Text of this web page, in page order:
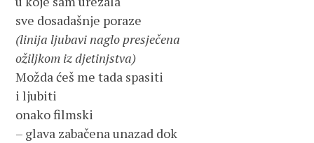
sve dosadašnje poraze
(linija ljubavi naglo presječena
ožiljkom iz djetinjstva)
Možda ćeš me tada spasiti
i ljubiti
onako filmski
– glava zabačena unazad dok